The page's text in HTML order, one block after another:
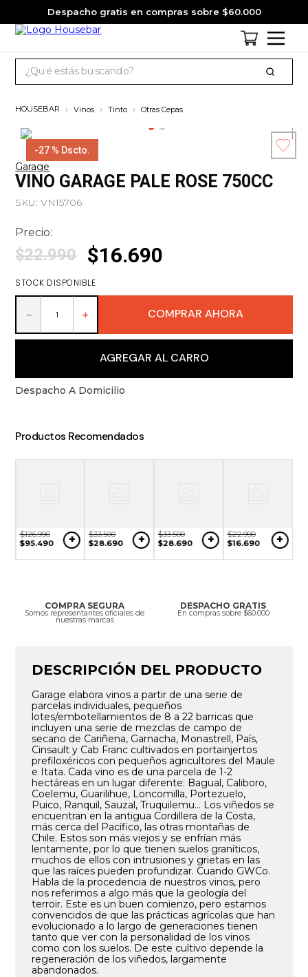
Despacho gratis en compras sobre $60.000
jack daniels
3.
jagermeister
8 .
ron
9
packs
10. miniaturas
Vinos Tinto Otras Cepas
-27 % Dscto.
Garage
VINO GARAGE PALE ROSE 750CC
SKU:VN15706
Precio:
$22.990 $16.690
STOCK DISPONIBLE
＋
－ COMPRAR AHORA
AGREGAR AL CARRO
Despacho A Domicilio
Productos Recomendados
$126.990
$95.490 + $33.500
$28.690 + $33.500
$28.690 + $22.990
$16.690 +
COMPRA SEGURA
Somos representantes oficiales de
nuestras marcas
DESPACHO GRATIS
En compras sobre $60.000
DESCRIPCIÓN DEL PRODUCTO
Garage elabora vinos a partir de una serie de
parcelas individuales, pequeños
lotes/embotellamientos de 8 a 22 barricas que
incluyen una serie de mezclas de campo de
secano de Cariñena, Garnacha, Monastrell, País,
Cinsault y Cab Franc cultivados en portainjertos
prefiloxéricos con pequeños agricultores del Maule
e Itata. Cada vino es de una parcela de 1-2
hectáreas en un lugar diferente: Bagual, Caliboro,
Coelemu, Guarilihue, Loncomilla, Portezuelo,
Puico, Ranquil, Sauzal, Truquilemu… Los viñedos se
encuentran en la antigua Cordillera de la Costa,
más cerca del Pacífico, las otras montañas de
Chile. Estos son más viejos y se enfrían más
lentamente, por lo que tienen suelos graníticos,
muchos de ellos con intrusiones y grietas en las
que las raíces pueden profundizar. Cuando GWCo.
Habla de la procedencia de nuestros vinos, pero
nos referimos a algo más que la geología del
terroir. Este es un buen comienzo, pero estamos
convencidos de que las prácticas agrícolas que han
evolucionado a lo largo de generaciones tienen
tanto que ver con la personalidad de los vinos
como con los suelos. De este cultivo depende la
regeneración de los viñedos, largamente
abandonados.